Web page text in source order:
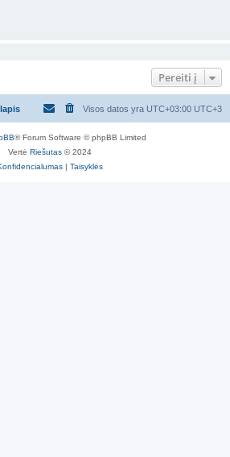
Pereiti į
Visos datos yra UTC+03:00 UTC+3
® Forum Software © phpBB Limited
Vertė Riešutas © 2024
| Taisyklės